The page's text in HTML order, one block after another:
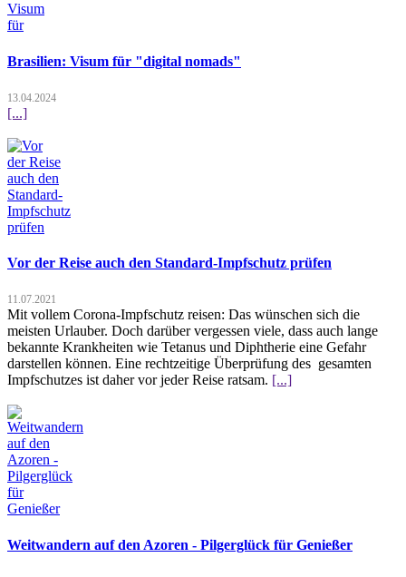
Brasilien: Visum für "digital nomads"
13.04.2024
[...]
Vor der Reise auch den Standard-Impfschutz prüfen
11.07.2021
Mit vollem Corona-Impfschutz reisen: Das wünschen sich die
meisten Urlauber. Doch darüber vergessen viele, dass auch lange
bekannte Krankheiten wie Tetanus und Diphtherie eine Gefahr
darstellen können. Eine rechtzeitige Überprüfung des gesamten
Impfschutzes ist daher vor jeder Reise ratsam. [...]
Weitwandern auf den Azoren - Pilgerglück für Genießer